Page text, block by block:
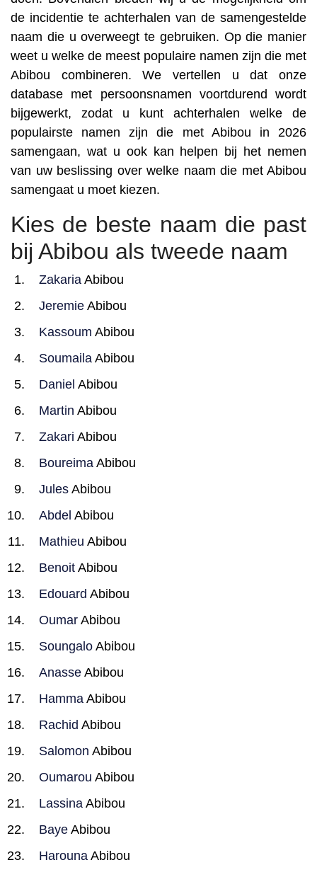
de incidentie te achterhalen van de samengestelde
naam die u overweegt te gebruiken. Op die manier
weet u welke de meest populaire namen zijn die met
Abibou combineren. We vertellen u dat onze
database met persoonsnamen voortdurend wordt
bijgewerkt, zodat u kunt achterhalen welke de
populairste namen zijn die met Abibou in 2026
samengaan, wat u ook kan helpen bij het nemen
van uw beslissing over welke naam die met Abibou
samengaat u moet kiezen.
Kies de beste naam die past
bij Abibou als tweede naam
Zakaria Abibou
Jeremie Abibou
Kassoum Abibou
Soumaila Abibou
Daniel Abibou
Martin Abibou
Zakari Abibou
Boureima Abibou
Jules Abibou
Abdel Abibou
Mathieu Abibou
Benoit Abibou
Edouard Abibou
Oumar Abibou
Soungalo Abibou
Anasse Abibou
Hamma Abibou
Rachid Abibou
Salomon Abibou
Oumarou Abibou
Lassina Abibou
Baye Abibou
Harouna Abibou